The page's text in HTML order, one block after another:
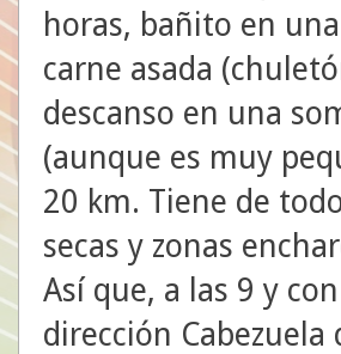
horas, bañito en
carne asada
descanso en una
(aunque es muy
20 km. Tiene de
secas y zonas
Así que, a las 9 y
dirección